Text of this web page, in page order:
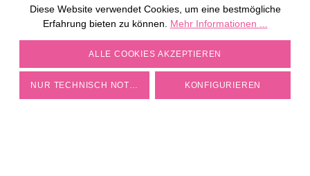
Diese Website verwendet Cookies, um eine bestmögliche
Erfahrung bieten zu können. Mehr Informationen ...
COOKIE-EINSTELLUNGEN
ALLE COOKIES AKZEPTIEREN
NUR TECHNISCH NOTWENDIGE KONFIGURIEREN